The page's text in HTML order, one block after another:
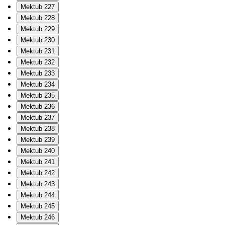
Mektub 227
Mektub 228
Mektub 229
Mektub 230
Mektub 231
Mektub 232
Mektub 233
Mektub 234
Mektub 235
Mektub 236
Mektub 237
Mektub 238
Mektub 239
Mektub 240
Mektub 241
Mektub 242
Mektub 243
Mektub 244
Mektub 245
Mektub 246